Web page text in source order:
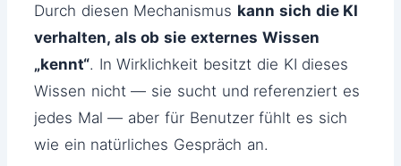
Durch diesen Mechanismus kann sich die KI
verhalten, als ob sie externes Wissen
„kennt“. In Wirklichkeit besitzt die KI dieses
Wissen nicht — sie sucht und referenziert es
jedes Mal — aber für Benutzer fühlt es sich
wie ein natürliches Gespräch an.